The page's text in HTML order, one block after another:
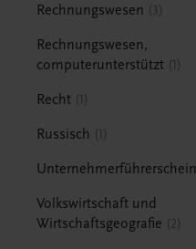
Rechnungswesen 3
Rechnungswesen,
computerunterstützt 1
Recht 1
Russisch 1
Unternehmerführerschein
Volkswirtschaft und
Wirtschaftsgeografie
2